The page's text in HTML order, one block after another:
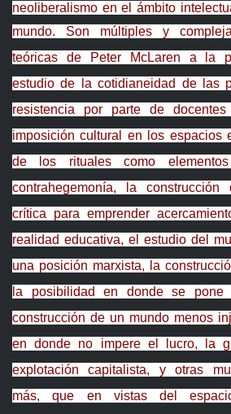
neoliberalismo en el ámbito
mundo. Son múltiples y
teóricas de Peter McLaren a la
estudio de la cotidianeidad de las
resistencia por parte de
imposición cultural en los espacios
de los rituales como
contrahegemonía, la
crítica para emprender
realidad educativa, el estudio del
una posición marxista, la
la posibilidad en donde se
construcción de un mundo menos
en donde no impere el lucro, la
explotación capitalista, y otras
más, que en vistas del